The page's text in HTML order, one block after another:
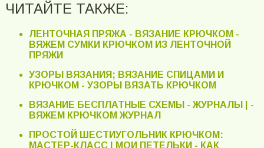
ЧИТАЙТЕ ТАКЖЕ:
ЛЕНТОЧНАЯ ПРЯЖА - ВЯЗАНИЕ КРЮЧКОМ -
ВЯЖЕМ СУМКИ КРЮЧКОМ ИЗ ЛЕНТОЧНОЙ
ПРЯЖИ
УЗОРЫ ВЯЗАНИЯ; ВЯЗАНИЕ СПИЦАМИ И
КРЮЧКОМ - УЗОРЫ ВЯЗАТЬ КРЮЧКОМ
ВЯЗАНИЕ БЕСПЛАТНЫЕ СХЕМЫ - ЖУРНАЛЫ | -
ВЯЖЕМ КРЮЧКОМ ЖУРНАЛ
ПРОСТОЙ ШЕСТИУГОЛЬНИК КРЮЧКОМ:
МАСТЕР-КЛАСС | МОИ ПЕТЕЛЬКИ - КАК